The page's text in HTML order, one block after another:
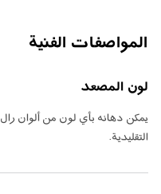
المواصفات الفنية
لون المصعد
يمكن دهانه بأي لون من ألوان رال
التقليدية.